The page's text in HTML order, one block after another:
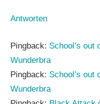
Antworten
Pingback: School’s out
Wunderbra
Pingback: School’s out
Wunderbra